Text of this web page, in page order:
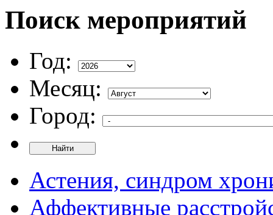
Поиск мероприятий
Год:
Месяц:
Город:
Найти
Астения, синдром
Аффективные